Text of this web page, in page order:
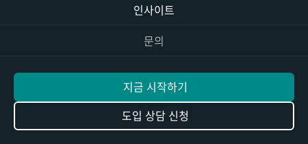
인사이트
문의
지금 시작하기
도입 상담 신청